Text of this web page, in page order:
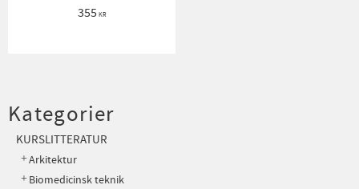
355 KR
Kategorier
KURSLITTERATUR
Arkitektur
Biomedicinsk teknik